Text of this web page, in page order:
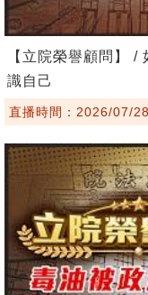
【立院榮譽顧問】 /
識自己
直播時間：2026/07/